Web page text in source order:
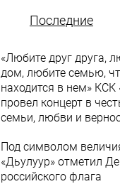
Последние
«Любите друг друга,
дом, любите семью,
находится в нем» КСК
провел концерт в
семьи, любви и
Под символом
«Дьулуур» отметил
российского флага